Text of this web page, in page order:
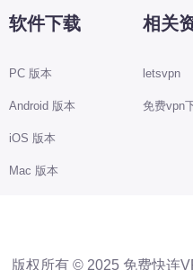
软件下载
PC 版本
Android 版本
iOS 版本
Mac 版本
相关
letsvpn
免费vpn
版权所有 © 2025 免费快连